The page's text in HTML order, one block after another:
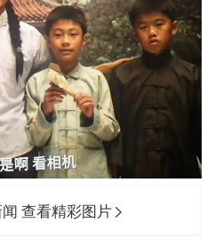
东航：国内客票提前14天免费退改
日本试射“战斧”导弹，国防部回应
实基础开新局
查看精彩图片